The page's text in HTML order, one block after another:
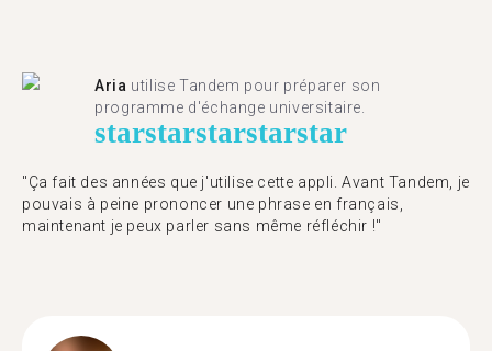
Aria utilise Tandem pour préparer son
programme d'échange universitaire.
starstarstarstarstar
"Ça fait des années que j'utilise cette appli. Avant Tandem, je
pouvais à peine prononcer une phrase en français,
maintenant je peux parler sans même réfléchir !"